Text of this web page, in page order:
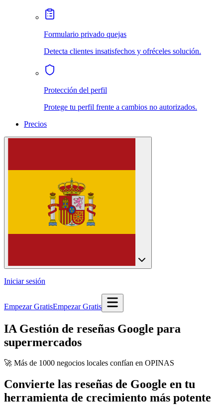
Formulario privado quejas
Detecta clientes insatisfechos y ofréceles solución.
Protección del perfil
Protege tu perfil frente a cambios no autorizados.
Precios
Iniciar sesión
Empezar GratisEmpezar Gratis
IA Gestión de reseñas Google para
supermercados
🚀 Más de 1000 negocios locales confían en OPINAS
Convierte las reseñas de Google en tu
herramienta de crecimiento más potente